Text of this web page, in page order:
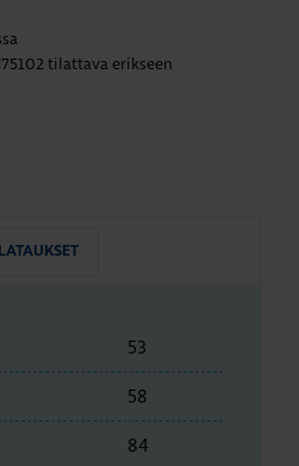
tilattava erikseen
LATAUKSET
53
58
84